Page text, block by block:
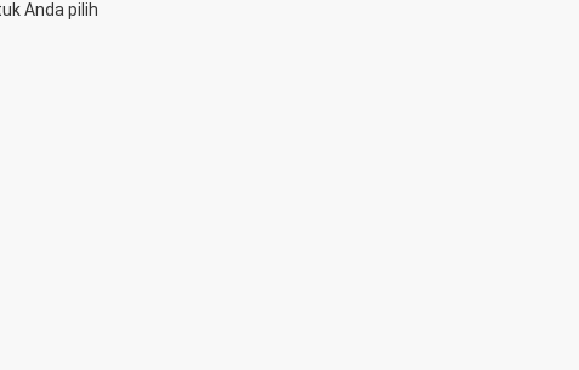
Anda pilih